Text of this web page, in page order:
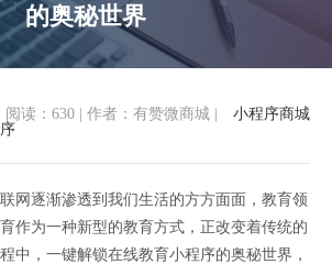
的奥秘世界
小程序商城
阅读：630 作者：有赞微商城
网逐渐渗透到我们生活的方方面面，教育领
作为一种新型的教育方式，正改变着传统的
中，一键解锁在线教育小程序的奥秘世界，